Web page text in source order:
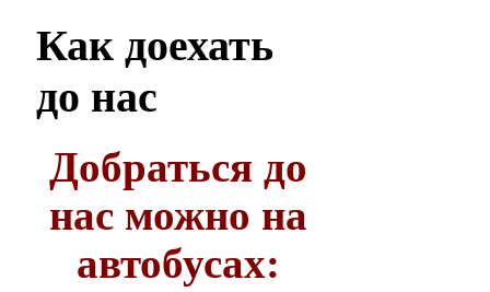
Как доехать
до нас
Добраться до
нас можно на
автобусах: